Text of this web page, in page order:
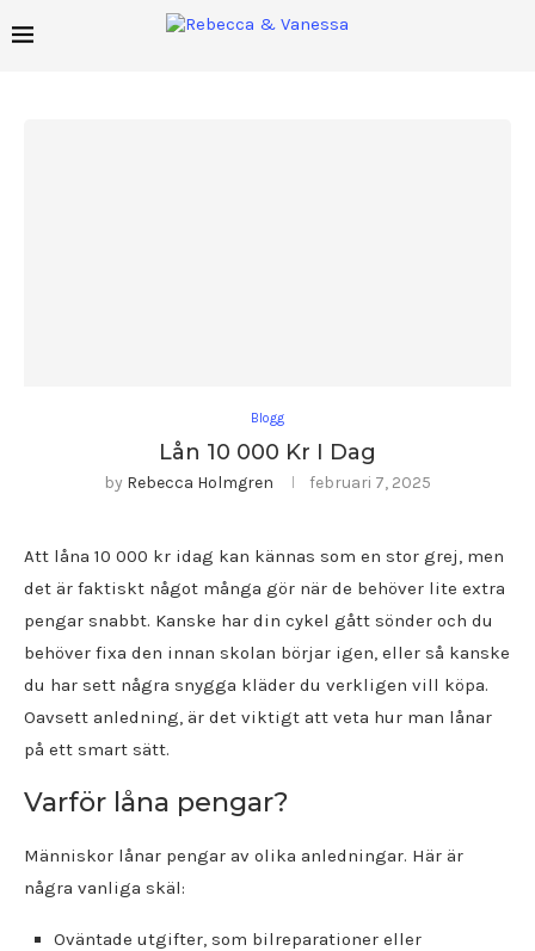
Blogg
Lån 10 000 Kr I Dag
by Rebecca Holmgren februari 7, 2025
Att låna 10 000 kr idag kan kännas som en stor grej, men
det är faktiskt något många gör när de behöver lite extra
pengar snabbt. Kanske har din cykel gått sönder och du
behöver fixa den innan skolan börjar igen, eller så kanske
du har sett några snygga kläder du verkligen vill köpa.
Oavsett anledning, är det viktigt att veta hur man lånar
på ett smart sätt.
Varför låna pengar?
Människor lånar pengar av olika anledningar. Här är
några vanliga skäl:
Oväntade utgifter, som bilreparationer eller